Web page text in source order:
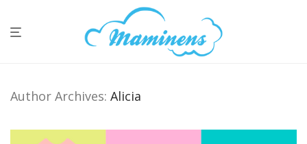
Author Archives: Alicia